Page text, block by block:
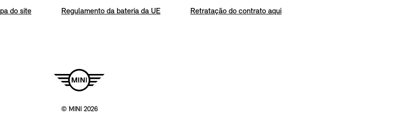
do site Regulamento da bateria da UE Retratação do contrato aqui
© MINI 2026